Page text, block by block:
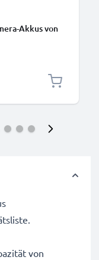
Akkus von
von